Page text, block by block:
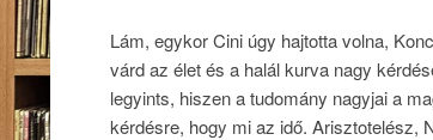
Lám, egykor Cini úgy hajtotta volna,
várd az élet és a halál kurva nagy
legyints, hiszen a tudomány nagyjai a
kérdésre, hogy mi az idő. Arisztotelész,